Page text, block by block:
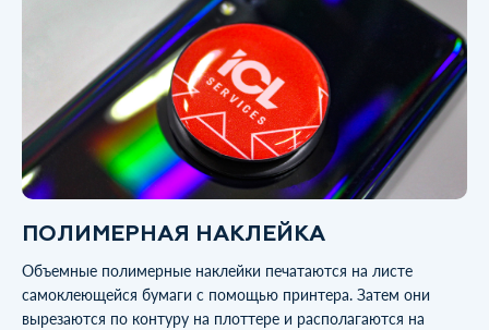
ПОЛИМЕРНАЯ НАКЛЕЙКА
Объемные полимерные наклейки печатаются на листе
самоклеющейся бумаги с помощью принтера. Затем они
вырезаются по контуру на плоттере и располагаются на